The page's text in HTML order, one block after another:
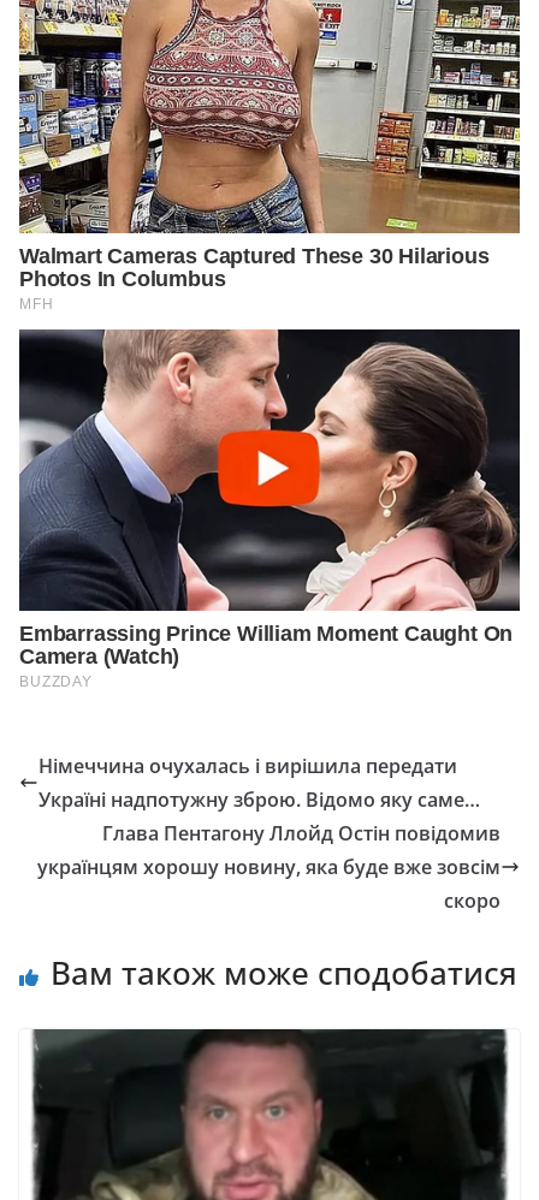
Німеччина очухалась і вирішила передати
Україні надпотужну зброю. Відомо яку саме…
Глава Пентагону Ллойд Остін повідомив
українцям хорошу новину, яка буде вже зовсім
скоро
Вам також може сподобатися